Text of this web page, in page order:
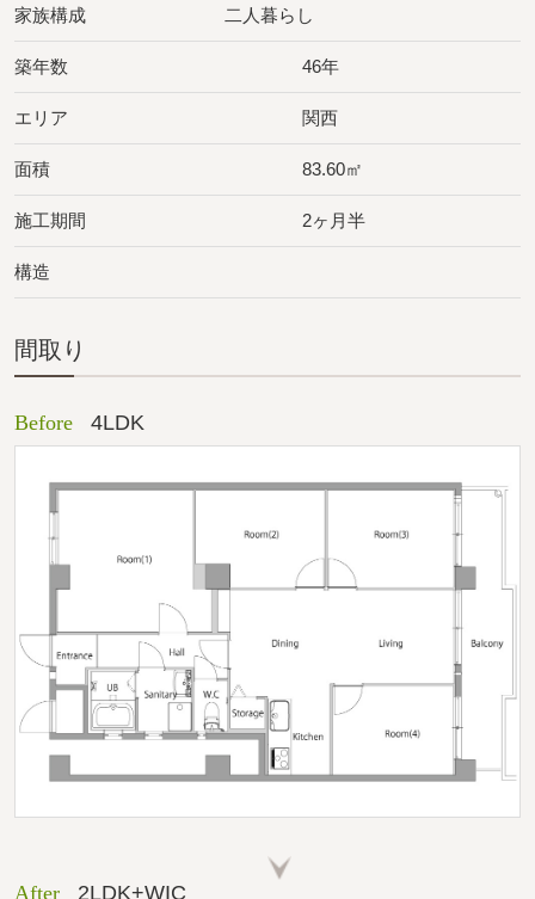
家族構成 二人暮らし
築年数 46年
エリア 関西
面積 83.60㎡
施工期間 2ヶ月半
構造
間取り
Before 4LDK
After 2LDK+WIC